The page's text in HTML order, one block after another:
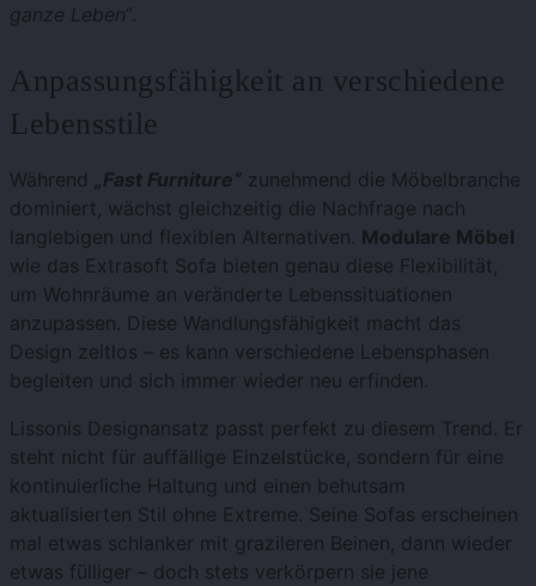
ganze Leben“.
Anpassungsfähigkeit an verschiedene
Lebensstile
Während „Fast Furniture“ zunehmend die Möbelbranche
dominiert, wächst gleichzeitig die Nachfrage nach
langlebigen und flexiblen Alternativen. Modulare Möbel
wie das Extrasoft Sofa bieten genau diese Flexibilität,
um Wohnräume an veränderte Lebenssituationen
anzupassen. Diese Wandlungsfähigkeit macht das
Design zeitlos – es kann verschiedene Lebensphasen
begleiten und sich immer wieder neu erfinden.
Lissonis Designansatz passt perfekt zu diesem Trend. Er
steht nicht für auffällige Einzelstücke, sondern für eine
kontinuierliche Haltung und einen behutsam
aktualisierten Stil ohne Extreme. Seine Sofas erscheinen
mal etwas schlanker mit grazileren Beinen, dann wieder
etwas fülliger – doch stets verkörpern sie jene